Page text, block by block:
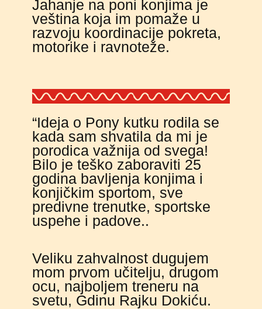
Jahanje na poni konjima je
veština koja im pomaže u
razvoju koordinacije pokreta,
motorike i ravnoteže.
“Ideja o Pony kutku rodila se
kada sam shvatila da mi je
porodica važnija od svega!
Bilo je teško zaboraviti 25
godina bavljenja konjima i
konjičkim sportom, sve
predivne trenutke, sportske
uspehe i padove..
Veliku zahvalnost dugujem
mom prvom učitelju, drugom
ocu, najboljem treneru na
svetu, Gdinu Rajku Dokiću.